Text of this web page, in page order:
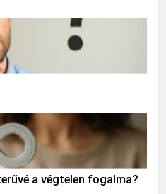
a végtelen fogalma?